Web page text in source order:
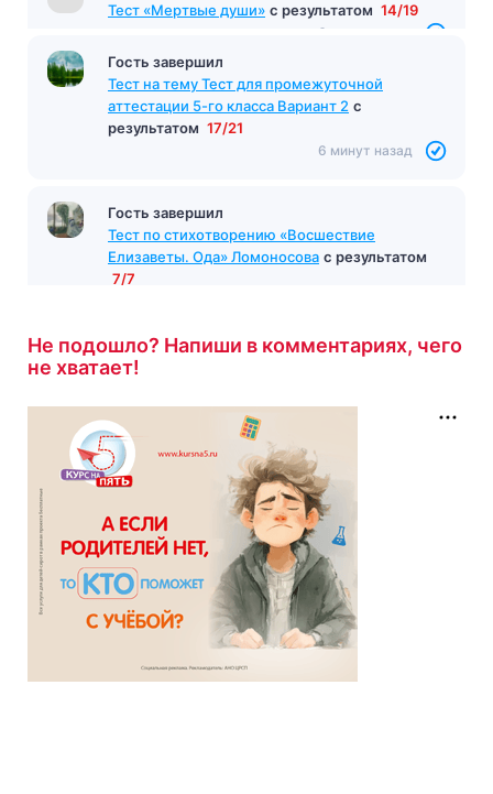
Тест «Мертвые души» с результатом 14/19
6 минут назад
Гость завершил
Тест на тему Тест для промежуточной
аттестации 5-го класса Вариант 2
Гость завершил
Тест по стихотворению «Восшествие
Елизаветы. Ода» Ломоносова
Не подошло? Напиши в комментариях, чего
не хватает!